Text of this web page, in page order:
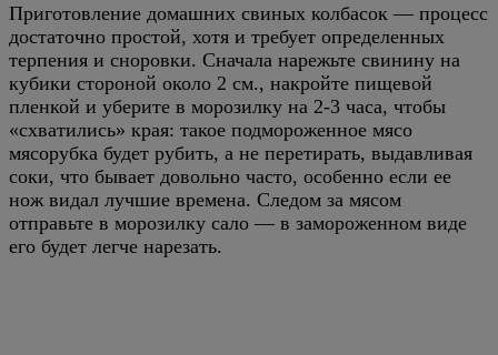
Приготовление домашних свиных колбасок — процесс
достаточно простой, хотя и требует определенных
терпения и сноровки. Сначала нарежьте свинину на
кубики стороной около 2 см., накройте пищевой
пленкой и уберите в морозилку на 2-3 часа, чтобы
«схватились» края: такое подмороженное мясо
мясорубка будет рубить, а не перетирать, выдавливая
соки, что бывает довольно часто, особенно если ее
нож видал лучшие времена. Следом за мясом
отправьте в морозилку сало — в замороженном виде
его будет легче нарезать.